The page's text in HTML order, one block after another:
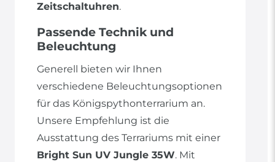
Zeitschaltuhren.
Passende Technik und
Beleuchtung
Generell bieten wir Ihnen
verschiedene Beleuchtungsoptionen
für das Königspythonterrarium an.
Unsere Empfehlung ist die
Ausstattung des Terrariums mit einer
Bright Sun UV Jungle 35W. Mit